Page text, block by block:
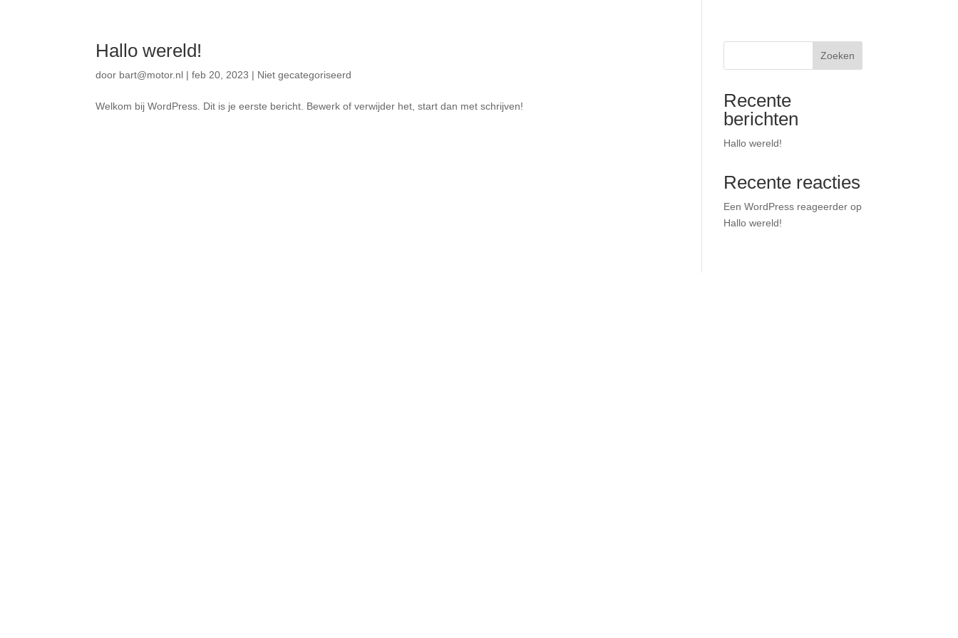
Hallo wereld!
door bart@motor.nl |feb 20, 2023 | Niet gecategoriseerd
Welkom bij WordPress. Dit is je eerste bericht. Bewerk of verwijder het, start dan met schrijven!
Zoeken
Recente
berichten
Hallo wereld!
Recente reacties
Een WordPress reageerder op
Hallo wereld!